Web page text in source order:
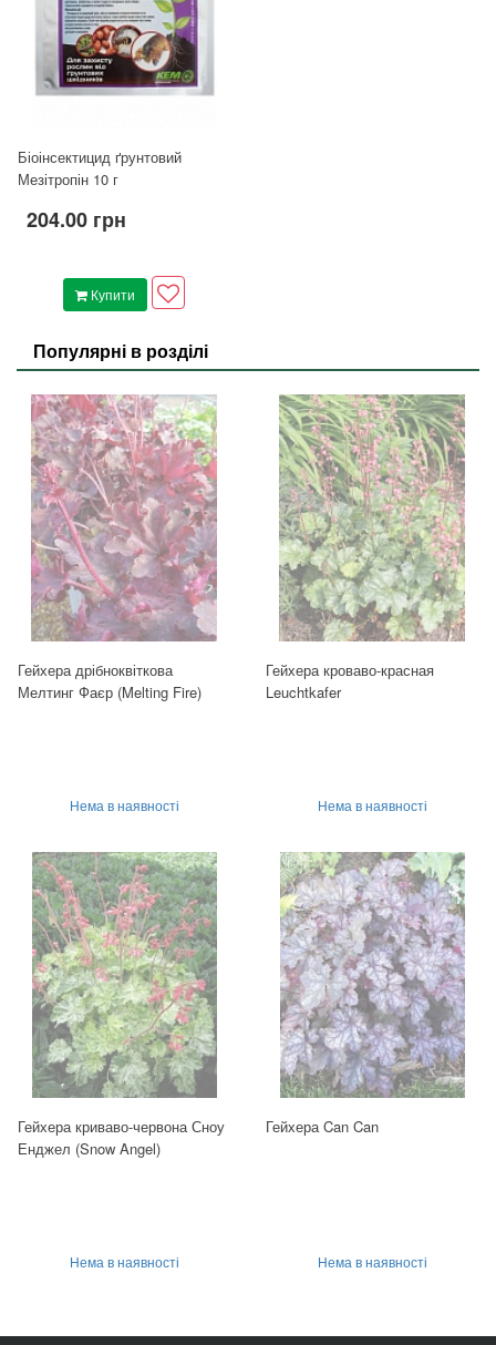
Біоінсектицид ґрунтовий
Мезітропін 10 г
204.00 грн
Купити
Популярні в розділі
Гейхера дрібноквіткова
Мелтинг Фаєр (Melting Fire)
Нема в наявності
Гейхера кроваво-красная
Leuchtkafer
Нема в наявності
Гейхера криваво-червона Сноу
Енджел (Snow Angel)
Нема в наявності
Гейхера Can Can
Нема в наявності